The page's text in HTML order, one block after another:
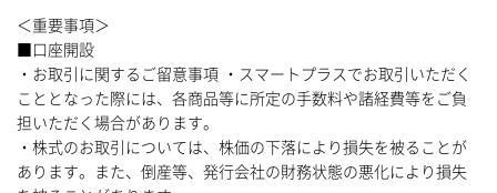
＜重要事項＞
■口座開設
・お取引に関するご留意事項 ・スマートプラスでお取引いただく
こととなった際には、各商品等に所定の手数料や諸経費等をご負
担いただく場合があります。
・株式のお取引については、株価の下落により損失を被ることが
あります。また、倒産等、発行会社の財務状態の悪化により損失